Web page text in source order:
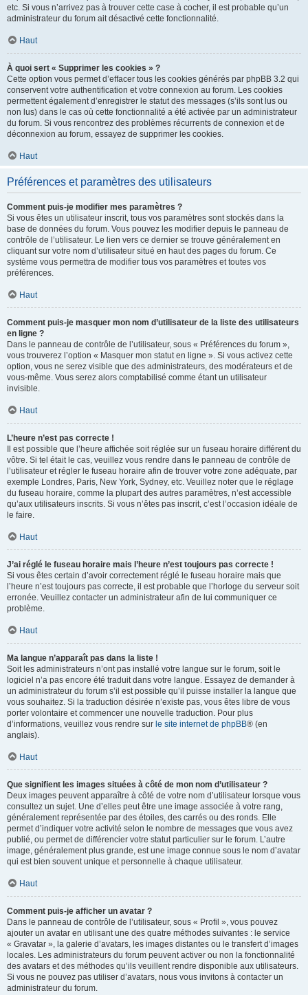
etc. Si vous n’arrivez pas à trouver cette case à cocher, il est probable qu’un
administrateur du forum ait désactivé cette fonctionnalité.
Haut
À quoi sert « Supprimer les cookies » ?
Cette option vous permet d’effacer tous les cookies générés par phpBB 3.2 qui
conservent votre authentification et votre connexion au forum. Les cookies
permettent également d’enregistrer le statut des messages (s’ils sont lus ou
non lus) dans le cas où cette fonctionnalité a été activée par un administrateur
du forum. Si vous rencontrez des problèmes récurrents de connexion et de
déconnexion au forum, essayez de supprimer les cookies.
Haut
Préférences et paramètres des utilisateurs
Comment puis-je modifier mes paramètres ?
Si vous êtes un utilisateur inscrit, tous vos paramètres sont stockés dans la
base de données du forum. Vous pouvez les modifier depuis le panneau de
contrôle de l’utilisateur. Le lien vers ce dernier se trouve généralement en
cliquant sur votre nom d’utilisateur situé en haut des pages du forum. Ce
système vous permettra de modifier tous vos paramètres et toutes vos
préférences.
Haut
Comment puis-je masquer mon nom d’utilisateur de la liste des utilisateurs
en ligne ?
Dans le panneau de contrôle de l’utilisateur, sous « Préférences du forum »,
vous trouverez l’option « Masquer mon statut en ligne ». Si vous activez cette
option, vous ne serez visible que des administrateurs, des modérateurs et de
vous-même. Vous serez alors comptabilisé comme étant un utilisateur
invisible.
Haut
L’heure n’est pas correcte !
Il est possible que l’heure affichée soit réglée sur un fuseau horaire différent du
vôtre. Si tel était le cas, veuillez vous rendre dans le panneau de contrôle de
l’utilisateur et régler le fuseau horaire afin de trouver votre zone adéquate, par
exemple Londres, Paris, New York, Sydney, etc. Veuillez noter que le réglage
du fuseau horaire, comme la plupart des autres paramètres, n’est accessible
qu’aux utilisateurs inscrits. Si vous n’êtes pas inscrit, c’est l’occasion idéale de
le faire.
Haut
J’ai réglé le fuseau horaire mais l’heure n’est toujours pas correcte !
Si vous êtes certain d’avoir correctement réglé le fuseau horaire mais que
l’heure n’est toujours pas correcte, il est probable que l’horloge du serveur soit
erronée. Veuillez contacter un administrateur afin de lui communiquer ce
problème.
Haut
Ma langue n’apparaît pas dans la liste !
Soit les administrateurs n’ont pas installé votre langue sur le forum, soit le
logiciel n’a pas encore été traduit dans votre langue. Essayez de demander à
un administrateur du forum s’il est possible qu’il puisse installer la langue que
vous souhaitez. Si la traduction désirée n’existe pas, vous êtes libre de vous
porter volontaire et commencer une nouvelle traduction. Pour plus
d’informations, veuillez vous rendre sur le site internet de phpBB® (en
anglais).
Haut
Que signifient les images situées à côté de mon nom d’utilisateur ?
Deux images peuvent apparaître à côté de votre nom d’utilisateur lorsque vous
consultez un sujet. Une d’elles peut être une image associée à votre rang,
généralement représentée par des étoiles, des carrés ou des ronds. Elle
permet d’indiquer votre activité selon le nombre de messages que vous avez
publié, ou permet de différencier votre statut particulier sur le forum. L’autre
image, généralement plus grande, est une image connue sous le nom d’avatar
qui est bien souvent unique et personnelle à chaque utilisateur.
Haut
Comment puis-je afficher un avatar ?
Dans le panneau de contrôle de l’utilisateur, sous « Profil », vous pouvez
ajouter un avatar en utilisant une des quatre méthodes suivantes : le service
« Gravatar », la galerie d’avatars, les images distantes ou le transfert d’images
locales. Les administrateurs du forum peuvent activer ou non la fonctionnalité
des avatars et des méthodes qu’ils veuillent rendre disponible aux utilisateurs.
Si vous ne pouvez pas utiliser d’avatars, nous vous invitons à contacter un
administrateur du forum.